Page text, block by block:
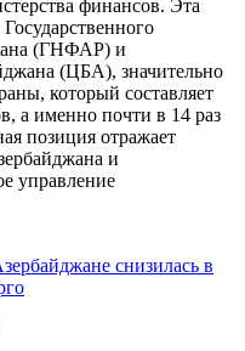
финансов. Эта
(ГНФАР) и
(ЦБА), значительно
который составляет
а именно почти в 14 раз
позиция отражает
и
управление